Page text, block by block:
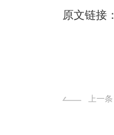
原文链接：
上一条